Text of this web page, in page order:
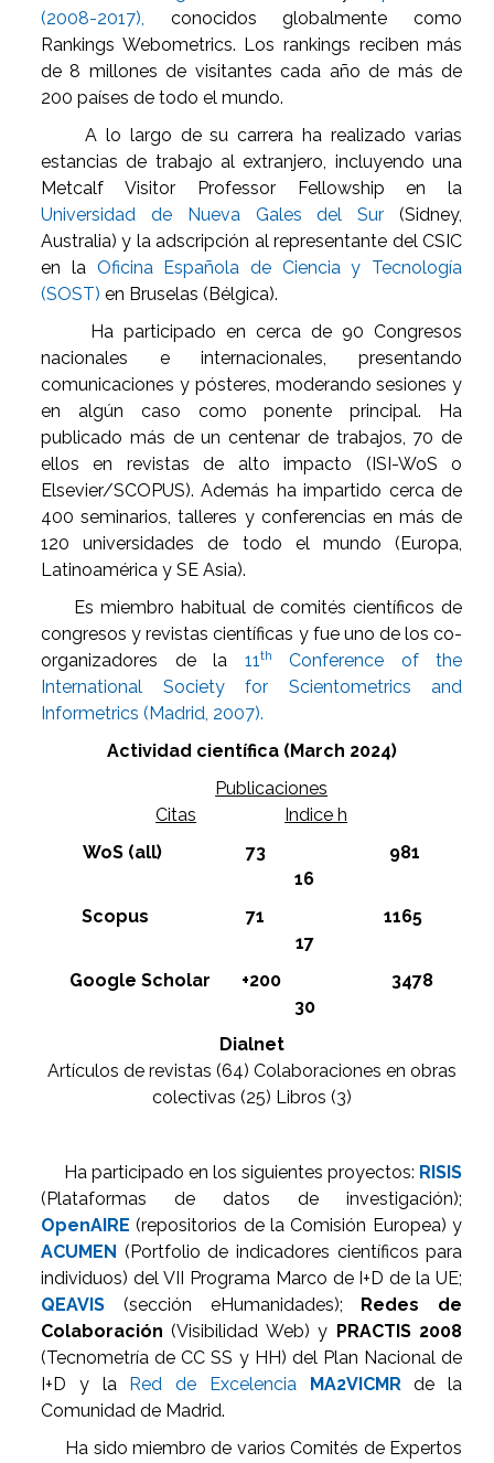
(2008-2017), conocidos globalmente como
Rankings Webometrics. Los rankings reciben más
de 8 millones de visitantes cada año de más de
200 países de todo el mundo.
A lo largo de su carrera ha realizado varias
estancias de trabajo al extranjero, incluyendo una
Metcalf Visitor Professor Fellowship en la
Universidad de Nueva Gales del Sur (Sidney,
Australia) y la adscripción al representante del CSIC
en la Oficina Española de Ciencia y Tecnología
(SOST) en Bruselas (Bélgica).
Ha participado en cerca de 90 Congresos
nacionales e internacionales, presentando
comunicaciones y pósteres, moderando sesiones y
en algún caso como ponente principal. Ha
publicado más de un centenar de trabajos, 70 de
ellos en revistas de alto impacto (ISI-WoS o
Elsevier/SCOPUS). Además ha impartido cerca de
400 seminarios, talleres y conferencias en más de
120 universidades de todo el mundo (Europa,
Latinoamérica y SE Asia).
Es miembro habitual de comités científicos de
congresos y revistas científicas y fue uno de los co-
organizadores de la 11th
Conference of the
International Society for Scientometrics and
Informetrics (Madrid, 2007).
Actividad científica (March 2024)
Publicaciones
Citas
Indice h
WoS (all)
73 981
16
Scopus
71 1165
17
Google Scholar
+200 3478
30
Dialnet
Artículos de revistas (64) Colaboraciones en obras
colectivas (25) Libros (3)
Ha participado en los siguientes proyectos: RISIS
(Plataformas de datos de investigación);
OpenAIRE (repositorios de la Comisión Europea) y
ACUMEN (Portfolio de indicadores científicos para
individuos) del VII Programa Marco de I+D de la UE;
QEAVIS (sección eHumanidades);
Redes de
Colaboración (Visibilidad Web) y PRACTIS 2008
(Tecnometría de CC SS y HH) del Plan Nacional de
I+D y la
Red de Excelencia MA2VICMRde la
Comunidad de Madrid.
Ha sido miembro de varios Comités de Expertos